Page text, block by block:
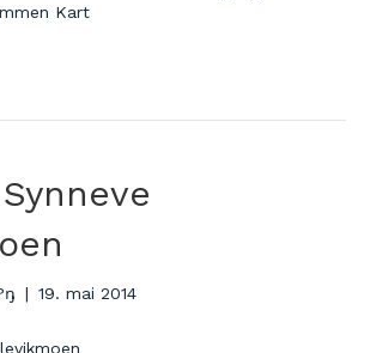
Kart
| 19. mai 2014